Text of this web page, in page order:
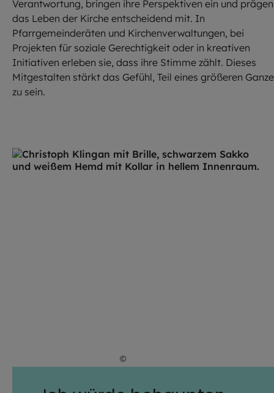
Verantwortung, bringen ihre Perspektiven ein und prägen
das Leben der Kirche entscheidend mit. In
Pfarrgemeinderäten und Kirchenverwaltungen, bei
Projekten für soziale Gerechtigkeit oder in kreativen
Initiativen erleben sie, dass ihre Stimme zählt. Dieses
Mitgestalten stärkt das Gefühl, Teil eines größeren
zu sein.
©